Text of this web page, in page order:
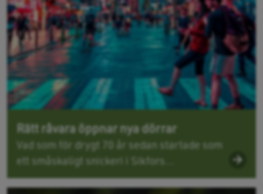
Rätt råvara öppnar nya dörrar
Vad som för drygt 70 år sedan startade som
ett småskaligt snickeri i Sikfors...